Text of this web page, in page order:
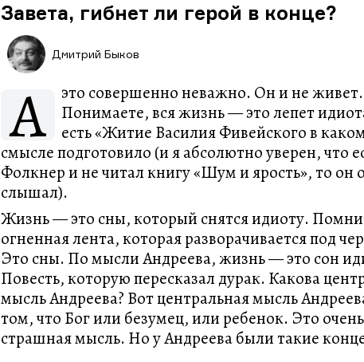
Завета, гибнет ли герой в конце?
Дмитрий Быков
А
это совершенно неважно. Он и не живет.
Понимаете, вся жизнь — это лепет
есть «Житие Василия Фивейского в
смысле подготовило (и я абсолютно уверен, что
Фолкнер и не читал книгу «Шум и ярость», то он
слышал).
Жизнь — это сны, который снятся идиоту.
огненная лента, которая разворачивается под
Это сны. По мысли Андреева, жизнь — это сон
Повесть, которую пересказал дурак. Какова
мысль Андреева? Вот центральная мысль
том, что Бог или безумец, или ребенок. Это очень
страшная мысль. Но у Андреева были такие